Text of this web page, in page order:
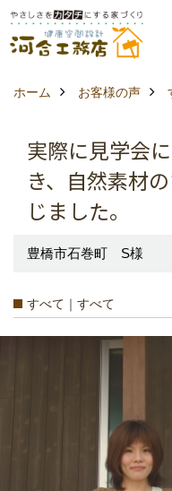
ホーム お客様の声
実際に見学会
き、自然素材
じました。
豊橋市石巻町 S様
すべて｜すべて